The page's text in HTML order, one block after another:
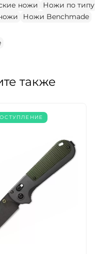
ножи
Ножи по типу
Ножи Benchmade
также